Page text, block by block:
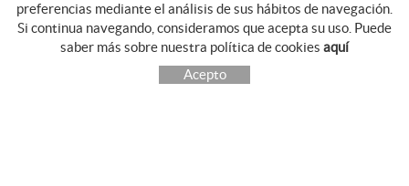
preferencias mediante el análisis de sus hábitos de navegación.
Si continua navegando, consideramos que acepta su uso. Puede
saber más sobre nuestra política de cookies aquí
Acepto